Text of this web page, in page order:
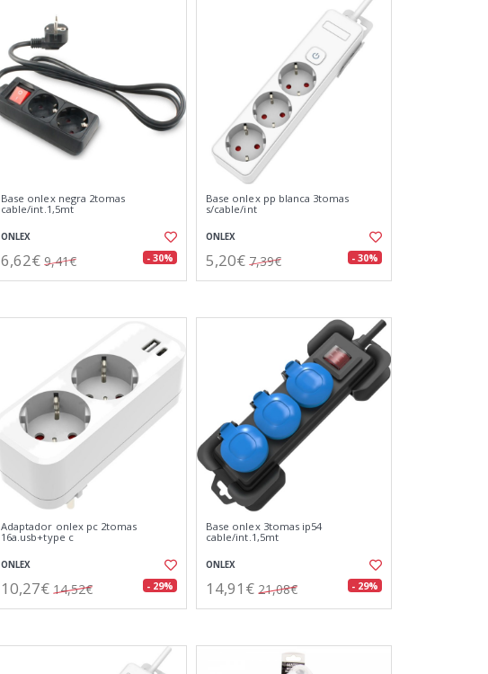
Base onlex negra 2tomas
cable/int.1,5mt
ONLEX
6,62€ 9,41€ - 30%
Base onlex pp blanca 3tomas
s/cable/int
ONLEX
5,20€ 7,39€ - 30%
Adaptador onlex pc 2tomas
16a.usb+type c
ONLEX
10,27€ 14,52€ - 29%
Base onlex 3tomas ip54
cable/int.1,5mt
ONLEX
14,91€ 21,08€ - 29%